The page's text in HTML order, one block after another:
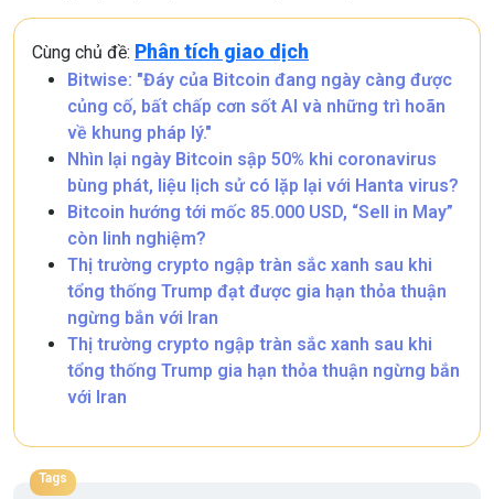
Cùng chủ đề: Phân tích giao dịch
Bitwise: "Đáy của Bitcoin đang ngày càng được
củng cố, bất chấp cơn sốt AI và những trì hoãn
về khung pháp lý."
Nhìn lại ngày Bitcoin sập 50% khi coronavirus
bùng phát, liệu lịch sử có lặp lại với Hanta virus?
Bitcoin hướng tới mốc 85.000 USD, “Sell in May”
còn linh nghiệm?
Thị trường crypto ngập tràn sắc xanh sau khi
tổng thống Trump đạt được gia hạn thỏa thuận
ngừng bắn với Iran
Thị trường crypto ngập tràn sắc xanh sau khi
tổng thống Trump gia hạn thỏa thuận ngừng bắn
với Iran
Tags